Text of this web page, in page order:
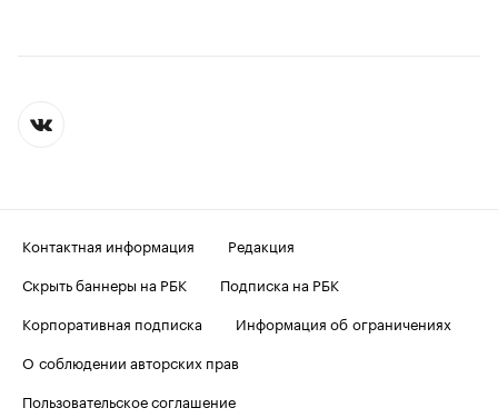
Контактная информация
Редакция
Скрыть баннеры на РБК
Подписка на РБК
Корпоративная подписка
Информация об ограничениях
О соблюдении авторских прав
Пользовательское соглашение